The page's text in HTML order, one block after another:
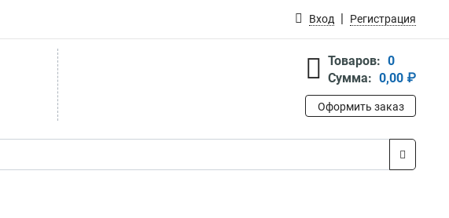
Вход Регистрация
Товаров: 0
Сумма: 0,00 ₽
Оформить заказ